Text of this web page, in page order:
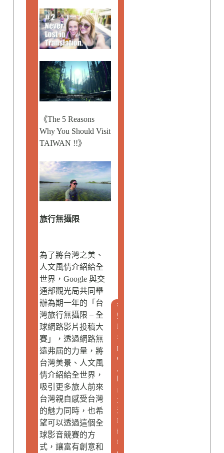
《The 5 Reasons
Why You Should Visit
TAIWAN !!》
旅行無攝限
為了將台灣之美、
人文風情介紹給全
世界，Google 與交
通部觀光局共同舉
辦為期一年的「台
灣旅行無攝限 – 全
球網路影片投稿大
賽」，透過網路無
遠弗屆的力量，將
台灣美景、人文風
情介紹給全世界，
吸引更多旅人前來
台灣親自感受台灣
的魅力同時，也希
望可以透過這個全
球影音競賽的方
式，讓富有創意和
視
野
E
x
p
o
尚
生
活
L
i
f